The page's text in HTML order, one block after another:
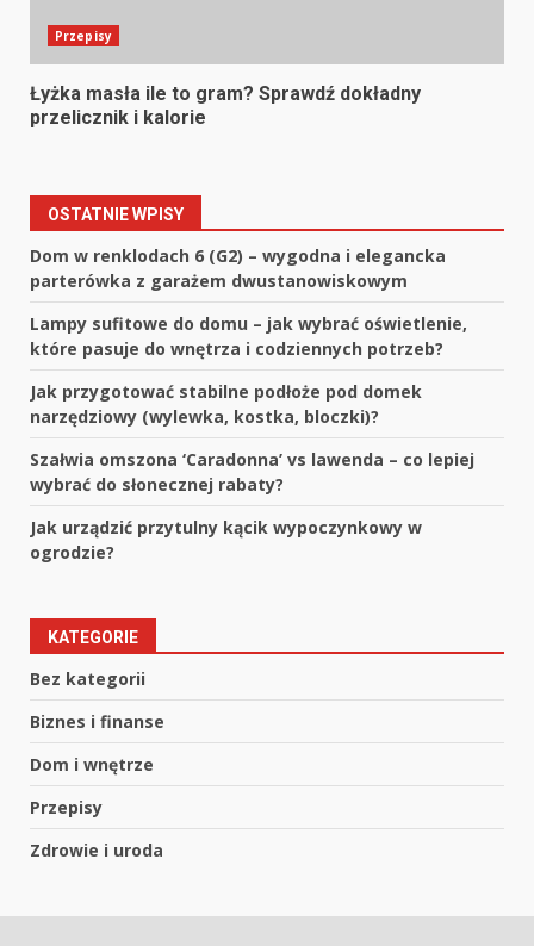
Przepisy
Łyżka masła ile to gram? Sprawdź dokładny
przelicznik i kalorie
OSTATNIE WPISY
Dom w renklodach 6 (G2) – wygodna i elegancka
parterówka z garażem dwustanowiskowym
Lampy sufitowe do domu – jak wybrać oświetlenie,
które pasuje do wnętrza i codziennych potrzeb?
Jak przygotować stabilne podłoże pod domek
narzędziowy (wylewka, kostka, bloczki)?
Szałwia omszona ‘Caradonna’ vs lawenda – co lepiej
wybrać do słonecznej rabaty?
Jak urządzić przytulny kącik wypoczynkowy w
ogrodzie?
KATEGORIE
Bez kategorii
Biznes i finanse
Dom i wnętrze
Przepisy
Zdrowie i uroda